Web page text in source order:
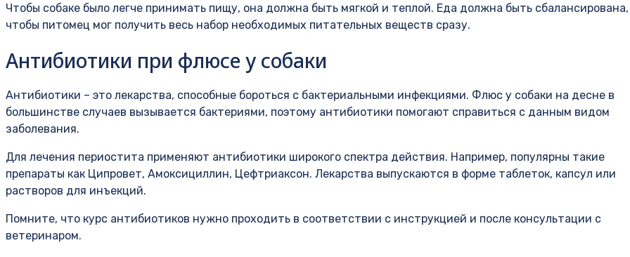
Чтобы собаке было легче принимать пищу, она должна быть мягкой и теплой. Еда должна быть сбалансирована,
чтобы питомец мог получить весь набор необходимых питательных веществ сразу.
Антибиотики при флюсе у собаки
Антибиотики – это лекарства, способные бороться с бактериальными инфекциями. Флюс у собаки на десне в
большинстве случаев вызывается бактериями, поэтому антибиотики помогают справиться с данным видом
заболевания.
Для лечения периостита применяют антибиотики широкого спектра действия. Например, популярны такие
препараты как Ципровет, Амоксициллин, Цефтриаксон. Лекарства выпускаются в форме таблеток, капсул или
растворов для инъекций.
Помните, что курс антибиотиков нужно проходить в соответствии с инструкцией и после консультации с
ветеринаром.